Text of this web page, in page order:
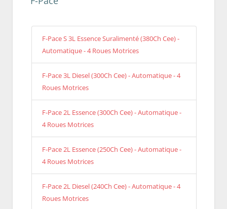
F-Pace S 3L Essence Suralimenté (380Ch Cee) -
Automatique - 4 Roues Motrices
F-Pace 3L Diesel (300Ch Cee) - Automatique - 4
Roues Motrices
F-Pace 2L Essence (300Ch Cee) - Automatique -
4 Roues Motrices
F-Pace 2L Essence (250Ch Cee) - Automatique -
4 Roues Motrices
F-Pace 2L Diesel (240Ch Cee) - Automatique - 4
Roues Motrices